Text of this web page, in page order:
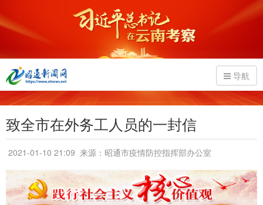
导航
致全市在外务工人员的一封信
2021-01-10 21:09 来源：昭通市疫情防控指挥部办公室